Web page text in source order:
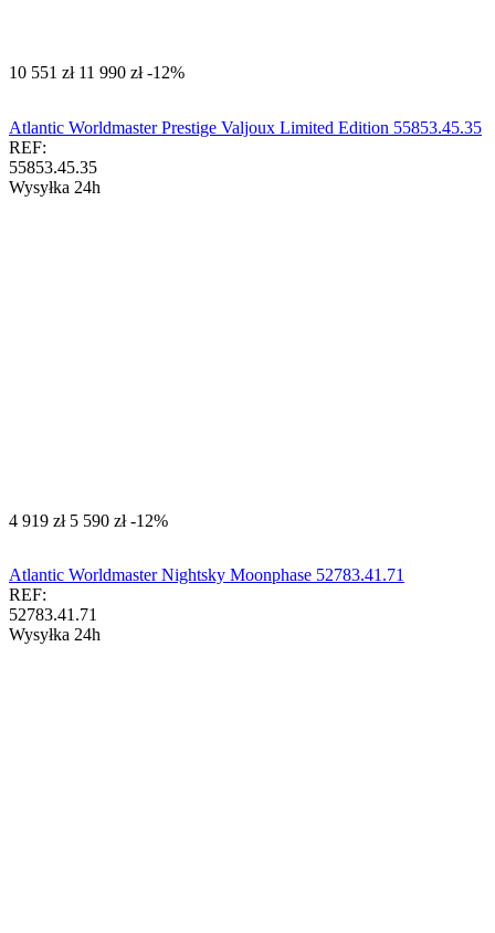
‍10 551‍ zł ‍11 990‍ zł -12%
Atlantic Worldmaster Prestige Valjoux Limited Edition 55853.45.35
REF:
55853.45.35
Wysyłka 24h
‍4 919‍ zł ‍5 590‍ zł -12%
Atlantic Worldmaster Nightsky Moonphase 52783.41.71
REF:
52783.41.71
Wysyłka 24h